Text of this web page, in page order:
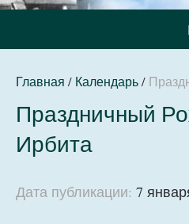
Главная / Календарь/
Праздничный
Ирбита
Дата публикации: 7